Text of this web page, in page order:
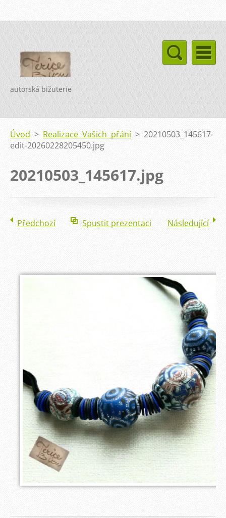
autorská bižuterie
Úvod > Realizace Vašich přání > 20210503_145617-
edit-20260228205450.jpg
20210503_145617.jpg
Předchozí Spustit prezentaci Následující